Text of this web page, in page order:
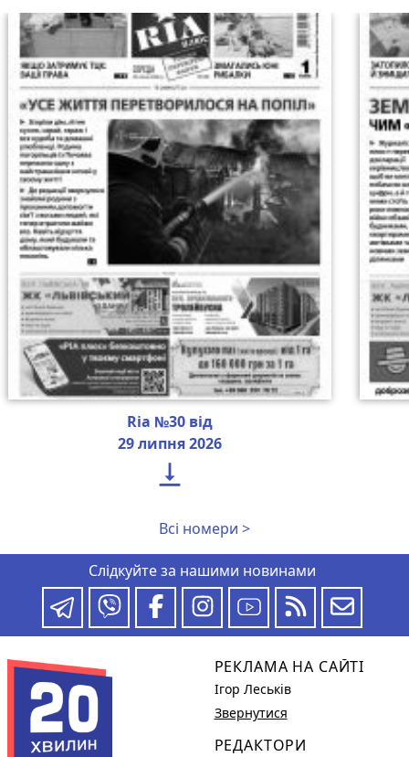
Ria №30 від
29 липня 2026

Всі номери >
Слідкуйте за нашими новинами
РЕКЛАМА НА САЙТІ
Ігор Леськів
Звернутися
РЕДАКТОРИ